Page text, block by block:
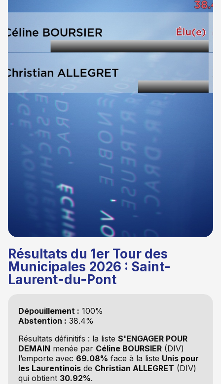
Résultats du 1er Tour des
Municipales 2026 : Saint-
Laurent-du-Pont
Dépouillement : 100%
Abstention : 38.4%
Résultats définitifs : la liste S'ENGAGER POUR
DEMAIN menée par Céline BOURSIER(DIV)
l’emporte avec 69.08% face à la liste Unis pour
les Laurentinoisde Christian ALLEGRET (DIV)
qui obtient 30.92%.